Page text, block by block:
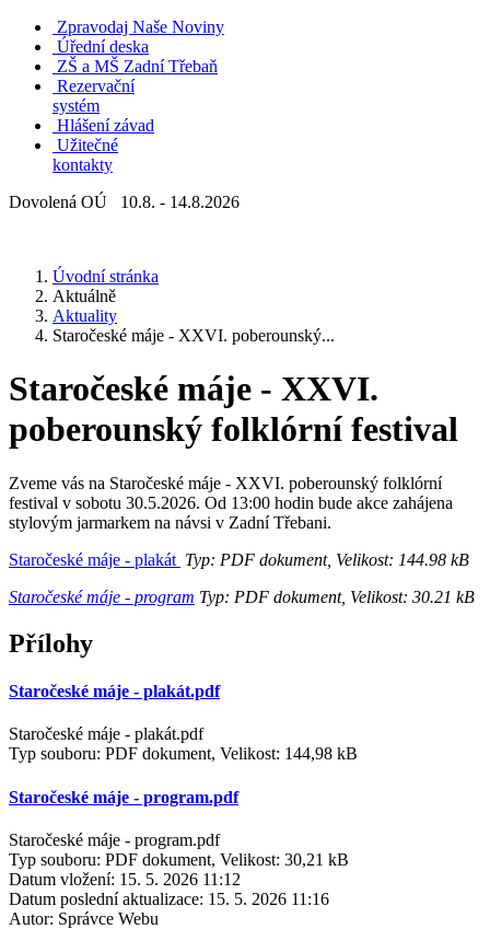
Zpravodaj Naše Noviny
Úřední deska
ZŠ a MŠ Zadní Třebaň
Rezervační
systém
Hlášení závad
Užitečné
kontakty
Dovolená OÚ 10.8. - 14.8.2026
Úvodní stránka
Aktuálně
Aktuality
Staročeské máje - XXVI. poberounský...
Staročeské máje - XXVI.
poberounský folklórní festival
Zveme vás na Staročeské máje - XXVI. poberounský folklórní
festival v sobotu 30.5.2026. Od 13:00 hodin bude akce zahájena
stylovým jarmarkem na návsi v Zadní Třebani.
Staročeské máje - plakát Typ: PDF dokument, Velikost: 144.98 kB
Staročeské máje - program Typ: PDF dokument, Velikost: 30.21 kB
Přílohy
Staročeské máje - plakát.pdf
Staročeské máje - plakát.pdf
Typ souboru: PDF dokument, Velikost: 144,98 kB
Staročeské máje - program.pdf
Staročeské máje - program.pdf
Typ souboru: PDF dokument, Velikost: 30,21 kB
Datum vložení: 15. 5. 2026 11:12
Datum poslední aktualizace: 15. 5. 2026 11:16
Autor: Správce Webu